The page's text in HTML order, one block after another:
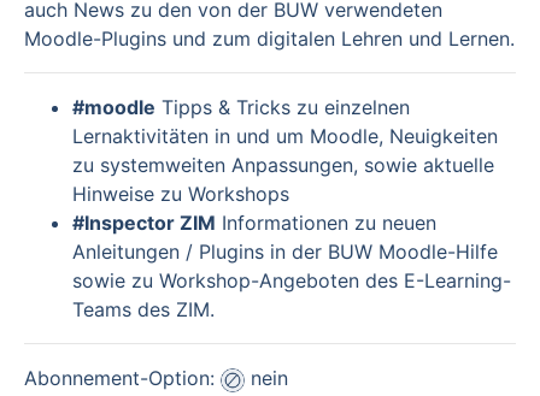
auch News zu den von der BUW verwendeten
Moodle-Plugins und zum digitalen Lehren und Lernen.
#moodle Tipps & Tricks zu einzelnen
Lernaktivitäten in und um Moodle, Neuigkeiten
zu systemweiten Anpassungen, sowie aktuelle
Hinweise zu Workshops
#Inspector ZIM Informationen zu neuen
Anleitungen / Plugins in der BUW Moodle-Hilfe
sowie zu Workshop-Angeboten des E-Learning-
Teams des ZIM.
Abonnement-Option: nein